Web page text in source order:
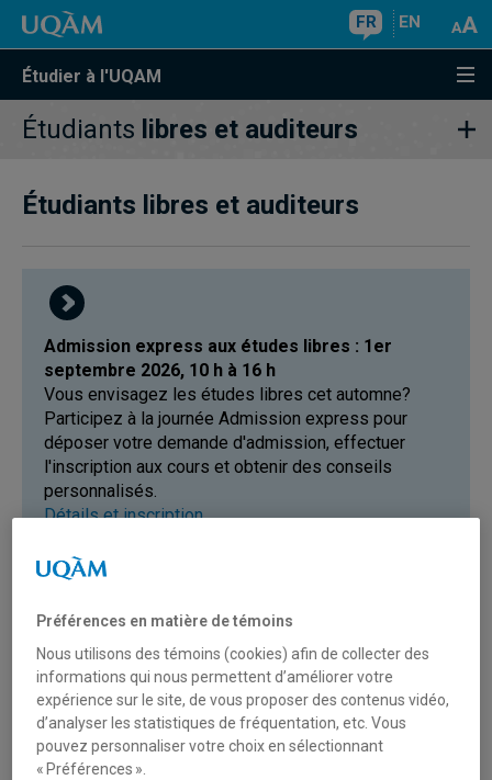
FR EN
Étudier à l'UQAM
Étudiants libres et auditeurs
Étudiants libres et auditeurs
Admission express aux études libres : 1er
septembre 2026, 10 h à 16 h
Vous envisagez les études libres cet automne?
Participez à la journée Admission express pour
déposer votre demande d'admission, effectuer
l'inscription aux cours et obtenir des conseils
personnalisés.
Détails et inscription
Admission en cours
N'attendez plus! Déposez dès maintenant votre
demande d'admission pour devenir étudiante ou
étudiant libre cet automne. Date limite : 1er
septembre 2026
Préférences en matière de témoins
Nous utilisons des témoins (cookies) afin de collecter des
informations qui nous permettent d’améliorer votre
expérience sur le site, de vous proposer des contenus vidéo,
d’analyser les statistiques de fréquentation, etc. Vous
pouvez personnaliser votre choix en sélectionnant
« Préférences ».